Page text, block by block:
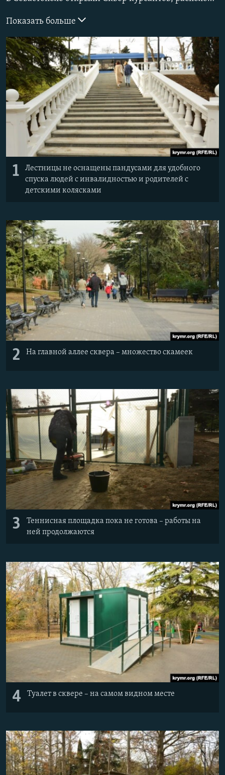
ELIFBE
УКРАИНСКАЯ ПРОБЛЕМА КРЫМА
Все сайты RFE/RL
Показать больше
1
Лестницы не оснащены пандусами для удобного
спуска людей с инвалидностью и родителей с
детскими колясками
2 На главной аллее сквера – множество скамеек
3
Теннисная площадка пока не готова – работы на
ней продолжаются
4 Туалет в сквере – на самом видном месте